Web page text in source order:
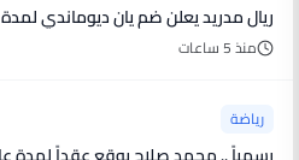
ريال مدريد يعلن ضم يان ديوماندي لمدة 7 مواسم
منذ 5 ساعات
رياضة